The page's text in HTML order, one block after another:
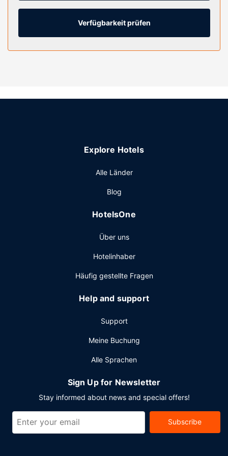
kostenlose Toilettenartikel und Haartrockner verfügen. Zur
Austattung gehören Safes und Wasserkocher mit
Kaffee-/Teezubehör; die Zimmer werden auf Anfrage
wartest: Fitnessbereich (rund um die Uhr geöffnet) und
3 Bars/Lounges ein. Gegen Gebühr wird täglich von
Sonstige Einrichtungen
Businesscenter, eine rund um die Uhr besetzte Rezeption
Veranstaltung in Milwaukee planst, ist dieses Hotel eine
gute Wahl, denn zu den 60000 Quadratfuß (5574
Quadratmeter) großen Veranstaltungsräumlichkeiten
zählen Konferenzfläche und Tagungsräume. Vor Ort gibt
es Folgendes: Parkservice (kostenlos).
Verfügbarkeit prüfen
Explore Hotels
Alle Länder
Blog
HotelsOne
Über uns
Hotelinhaber
Häufig gestellte Fragen
Help and support
Support
Meine Buchung
Alle Sprachen
Sign Up for Newsletter
Stay informed about news and special offers!
Subscribe